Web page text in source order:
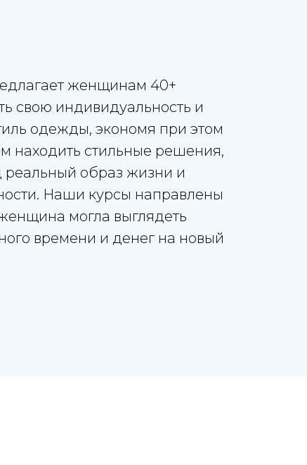
женщинам 40+
свою индивидуальность и
одежды, экономя при этом
находить стильные решения,
образ жизни и
Наши курсы направлены
могла выглядеть
времени и денег на новый